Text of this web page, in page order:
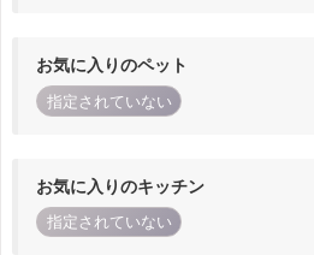
お気に入りのペット
指定されていない
お気に入りのキッチン
指定されていない